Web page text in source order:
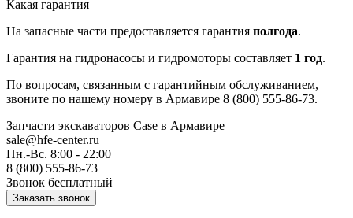
Какая гарантия
На запасные части предоставляется гарантия полгода.
Гарантия на гидронасосы и гидромоторы составляет 1 год.
По вопросам, связанным с гарантийным обслуживанием,
звоните по нашему номеру в Армавире 8 (800) 555-86-73.
Запчасти экскаваторов Case в Армавире
sale@hfe-center.ru
Пн.-Вс. 8:00 - 22:00
8 (800) 555-86-73
Звонок бесплатный